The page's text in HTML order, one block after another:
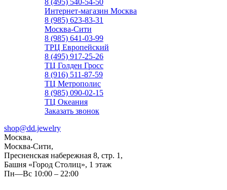
8 (495) 540-54-50
Интернет-магазин Москва
8 (985) 623-83-31
Москва-Сити
8 (985) 641-03-99
ТРЦ Европейский
8 (495) 917-25-26
ТЦ Голден Гросс
8 (916) 511-87-59
ТЦ Метрополис
8 (985) 090-02-15
ТЦ Океания
Заказать звонок
shop@dd.jewelry
Москва,
Москва-Сити,
Пресненская набережная 8, стр. 1,
Башня «Город Столиц», 1 этаж
Пн—Вс 10:00 – 22:00